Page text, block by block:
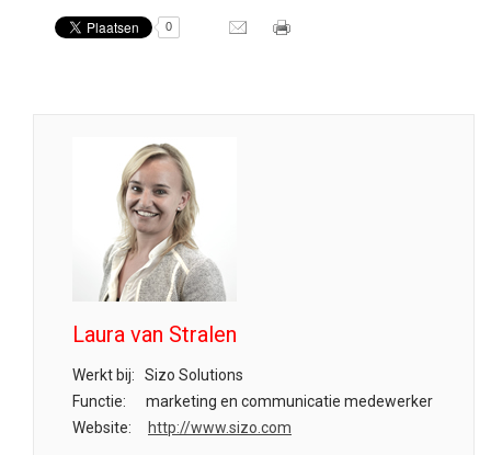
0
Laura van Stralen
Werkt bij:
Sizo Solutions
Functie:
marketing en communicatie medewerker
Website:
http://www.sizo.com